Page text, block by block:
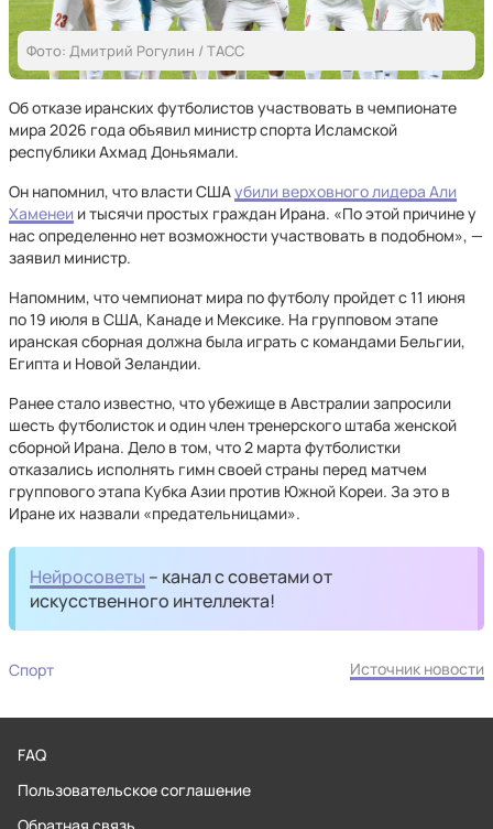
Фото: Дмитрий Рогулин / ТАСС
Об отказе иранских футболистов участвовать в чемпионате
мира 2026 года объявил министр спорта Исламской
республики Ахмад Доньямали.
Он напомнил, что власти СШАубили верховного лидера Али
Хаменеи и тысячи простых граждан Ирана. «По этой причине у
нас определенно нет возможности участвовать в подобном», —
заявил министр.
Напомним, что чемпионат мира по футболу пройдет с 11 июня
по 19 июля в США, Канаде и Мексике. На групповом этапе
иранская сборная должна была играть с командами Бельгии,
Египта и Новой Зеландии.
Ранее стало известно, что убежище в Австралии запросили
шесть футболисток и один член тренерского штаба женской
сборной Ирана. Дело в том, что 2 марта футболистки
отказались исполнять гимн своей страны перед матчем
группового этапа Кубка Азии против Южной Кореи. За это в
Иране их назвали «предательницами».
Нейросоветы – канал с советами от
искусственного интеллекта!
Спорт Источник новости
FAQ
Пользовательское соглашение